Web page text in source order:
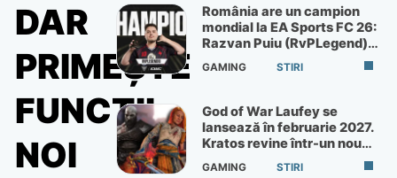
DAR
PRIMEȘTE
FUNCȚII
NOI
România are un campion
mondial la EA Sports FC 26:
Razvan Puiu (RvPLegend)
câștigă turneul de la Paris
GAMING STIRI
God of War Laufey se
lansează în februarie 2027.
Kratos revine într-un nou
God of War
GAMING STIRI